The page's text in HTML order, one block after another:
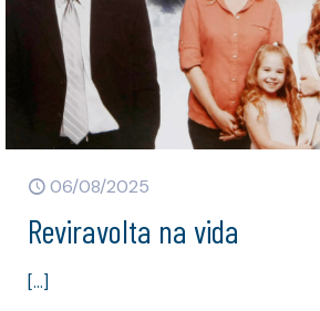
06/08/2025
Reviravolta na vida
[…]